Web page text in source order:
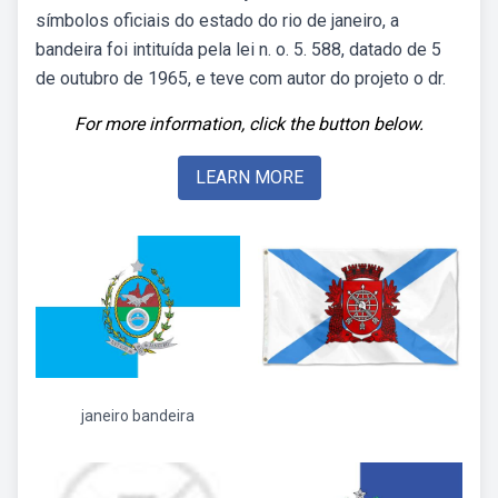
símbolos oficiais do estado do rio de janeiro, a
bandeira foi intituída pela lei n. o. 5. 588, datado de 5
de outubro de 1965, e teve com autor do projeto o dr.
For more information, click the button below.
LEARN MORE
janeiro bandeira